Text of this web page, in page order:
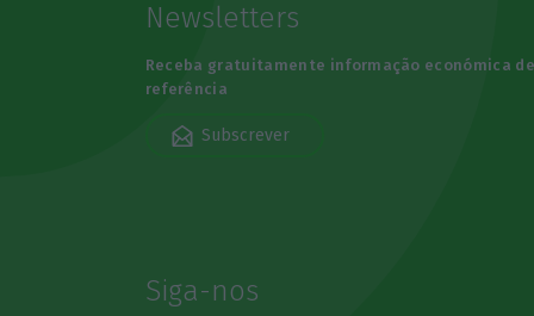
Newsletters
Receba gratuitamente informação económica de
referência
Subscrever
Siga-nos